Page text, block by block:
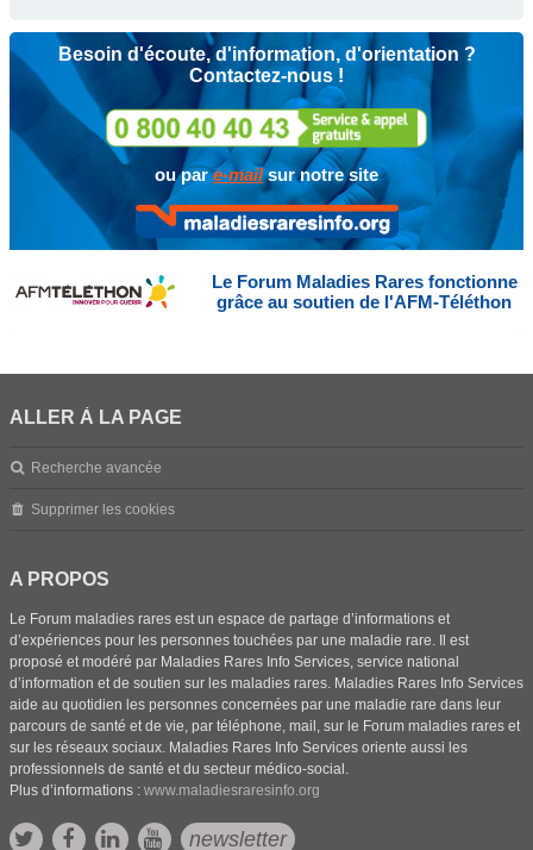
Besoin d'écoute, d'information, d'orientation ?
Contactez-nous !
ou pare-mailsur notre site
Le Forum Maladies Rares fonctionne
grâce au soutien de l'AFM-Téléthon
ALLER À LA PAGE
Recherche avancée
Supprimer les cookies
A PROPOS
Le Forum maladies rares est un espace de partage d’informations et
d’expériences pour les personnes touchées par une maladie rare. Il est
proposé et modéré par Maladies Rares Info Services, service national
d’information et de soutien sur les maladies rares. Maladies Rares Info Services
aide au quotidien les personnes concernées par une maladie rare dans leur
parcours de santé et de vie, par téléphone, mail, sur le Forum maladies rares et
sur les réseaux sociaux. Maladies Rares Info Services oriente aussi les
professionnels de santé et du secteur médico-social.
Plus d’informations : www.maladiesraresinfo.org
newsletter